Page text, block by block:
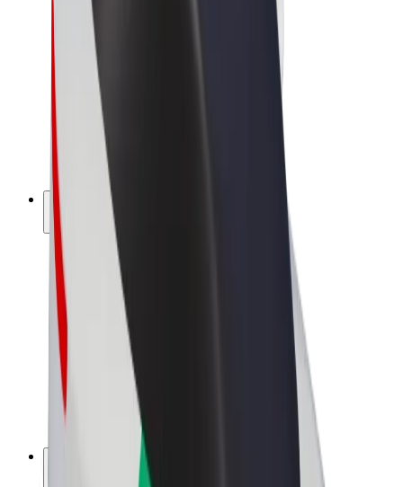
„Bolt Market“
„Bolt Food“
„Bolt Drive“
„Bolt for Business“
El. dviračiai
„Bolt Plus“
Užsidirbkite su „Bolt“
Vairuotojai
Vairuotojo pajamos
Kurjeriai
Kurjerio pajamos
„Bolt Food“ restoranai ir parduotuvės
Automobilių nuomos parkai